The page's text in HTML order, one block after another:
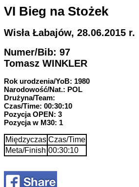
VI Bieg na Stożek
Wisła Łabajów, 28.06.2015 r.
Numer/Bib: 97
Tomasz WINKLER
Rok urodzenia/YoB: 1980
Narodowość/Nat.: POL
Drużyna/Team:
Czas/Time: 00:30:10
Pozycja OPEN: 3
Pozycja w M30: 1
Międzyczas Czas/Time
Meta/Finish 00:30:10